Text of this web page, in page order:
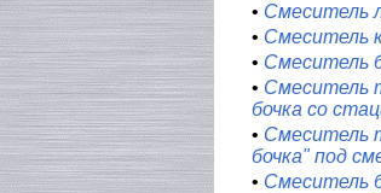
• Смеситель
• Смеситель
• Смеситель
• Смеситель
бочка со
• Смеситель
бочка" под
• Смеситель